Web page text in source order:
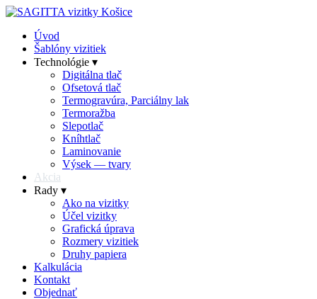
Úvod
Šablóny vizitiek
Technológie ▾
Digitálna tlač
Ofsetová tlač
Termogravúra, Parciálny lak
Termoražba
Slepotlač
Kníhtlač
Laminovanie
Výsek — tvary
Akcia
Rady ▾
Ako na vizitky
Účel vizitky
Grafická úprava
Rozmery vizitiek
Druhy papiera
Kalkulácia
Kontakt
Objednať